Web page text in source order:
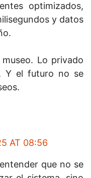
optimizados,
y datos
Lo privado
Y el futuro no se
AT 08:56
que no se